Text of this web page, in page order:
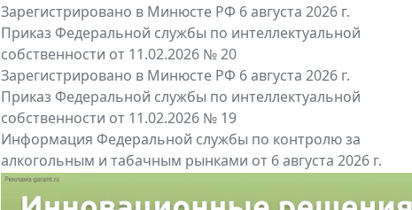
Зарегистрировано в Минюсте РФ 6 августа 2026 г.
Приказ Федеральной службы по интеллектуальной
собственности от 11.02.2026 № 20
Зарегистрировано в Минюсте РФ 6 августа 2026 г.
Приказ Федеральной службы по интеллектуальной
собственности от 11.02.2026 № 19
Информация Федеральной службы по контролю за
алкогольным и табачным рынками от 6 августа 2026 г.
"Вниманию производителей и импортёров алкогольной...
Все федеральные документы